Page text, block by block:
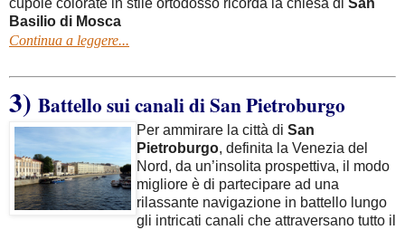
cupole colorate in stile ortodosso ricorda la chiesa di San
Basilio di Mosca
Continua a leggere...
3) Battello sui canali di San Pietroburgo
Per ammirare la città di San
Pietroburgo, definita la Venezia del
Nord, da un’insolita prospettiva, il modo
migliore è di partecipare ad una
rilassante navigazione in battello lungo
gli intricati canali che attraversano tutto il